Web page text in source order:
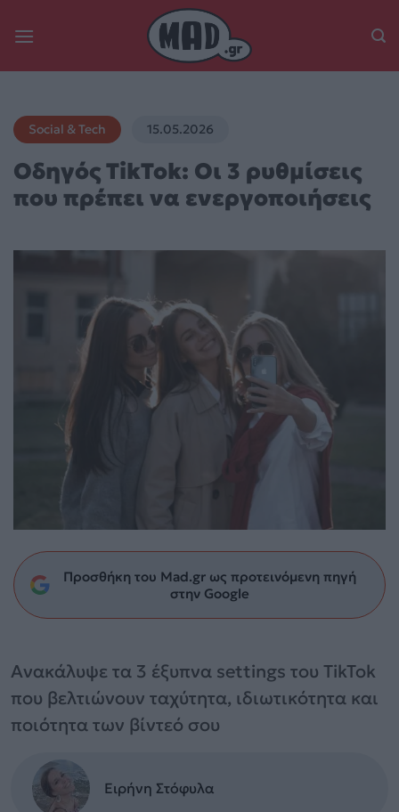
Social & Tech 15.05.2026
Οδηγός TikTok: Οι 3 ρυθμίσεις
που πρέπει να ενεργοποιήσεις
Προσθήκη του Mad.gr ως προτεινόμενη πηγή
στην Google
Ανακάλυψε τα 3 έξυπνα settings του TikTok
που βελτιώνουν ταχύτητα, ιδιωτικότητα και
ποιότητα των βίντεό σου
Ειρήνη Στόφυλα